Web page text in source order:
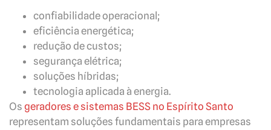
confiabilidade operacional;
eficiência energética;
redução de custos;
segurança elétrica;
soluções híbridas;
tecnologia aplicada à energia.
Os geradores e sistemas BESS no Espírito Santo
representam soluções fundamentais para empresas